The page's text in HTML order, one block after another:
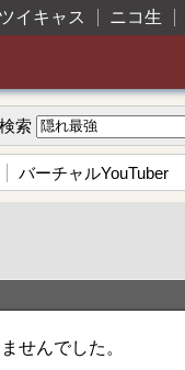
イキャス ニコ生
検索
バーチャルYouTuber
せんでした。